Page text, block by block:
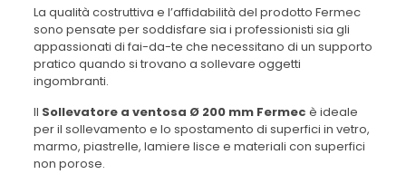
La qualità costruttiva e l’affidabilità del prodotto Fermec
sono pensate per soddisfare sia i professionisti sia gli
appassionati di fai-da-te che necessitano di un supporto
pratico quando si trovano a sollevare oggetti
ingombranti.
Il Sollevatore a ventosa Ø 200 mm Fermec è ideale
per il sollevamento e lo spostamento di superfici in vetro,
marmo, piastrelle, lamiere lisce e materiali con superfici
non porose.